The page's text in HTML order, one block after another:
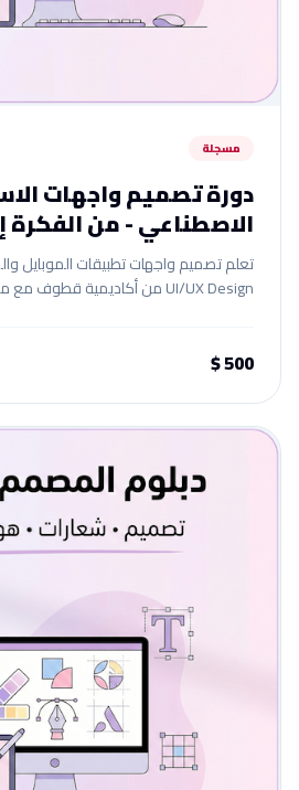
مسجلة
دورة تصميم واجهات
الاصطناعي - من الفكرة
تعلم تصميم واجهات تطبيقات الموبايل
UI/UX Design من أكاديمية قطوف مع مشاريع تطبيقية.
500 $